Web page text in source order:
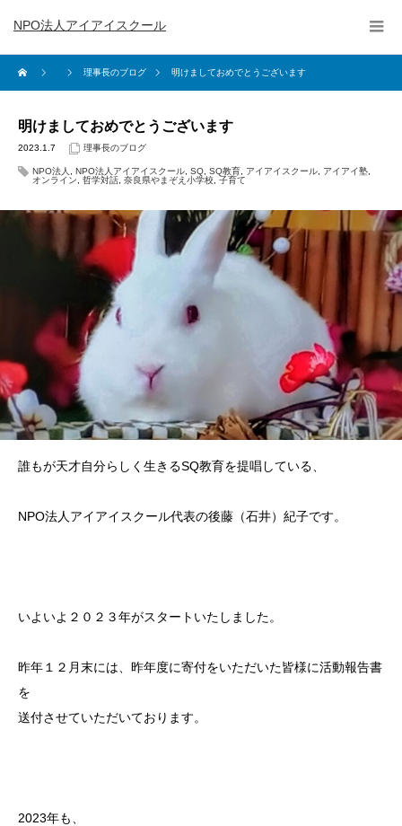
NPO法人アイアイスクール
理事長のブログ 明けましておめでとうございます
明けましておめでとうございます
2023.1.7 理事長のブログ
NPO法人 NPO法人アイアイスクール SQ SQ教育 アイアイスクール アイアイ塾
オンライン
哲学対話 奈良県やまぞえ小学校 子育て
誰もが天才自分らしく生きるSQ教育を提唱している、
NPO法人アイアイスクール代表の後藤（石井）紀子です。
いよいよ２０２３年がスタートいたしました。
昨年１２月末には、 昨年度に寄付をいただいた皆様に活動報告書
を
送付させていただいております。
2023年も、